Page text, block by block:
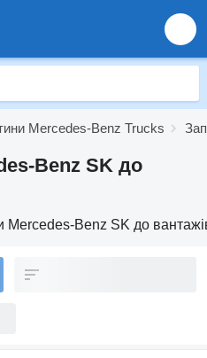
Mercedes-Benz Trucks
Benz SK до
Mercedes-Benz SK до